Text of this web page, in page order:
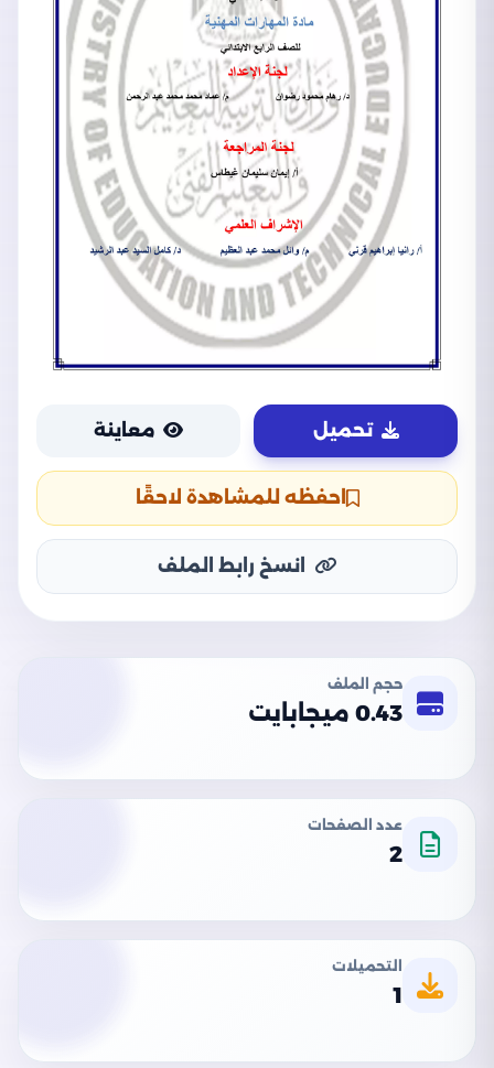
تحميل معاينة
احفظه للمشاهدة لاحقًا
انسخ رابط الملف
حجم الملف
0.43 ميجابايت
عدد الصفحات
2
التحميلات
1